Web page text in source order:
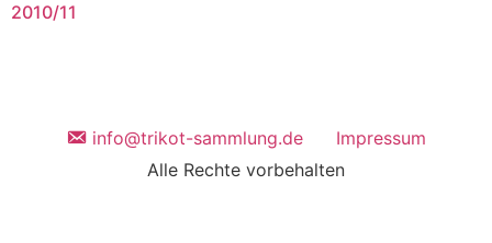
2010/11
info@trikot-sammlung.de
Impressum
Alle Rechte vorbehalten